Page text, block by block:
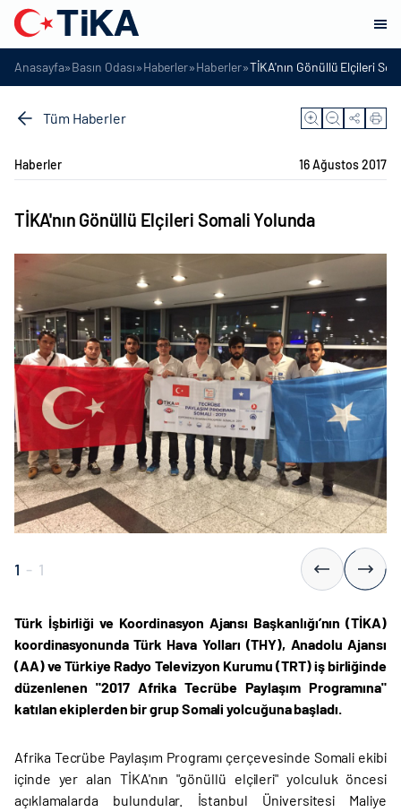
Anasayfa»Basın Odası»Haberler»Haberler»TİKA'nın Gönüllü Elçileri
Tüm Haberler
Haberler 16 Ağustos 2017
TİKA'nın Gönüllü Elçileri Somali Yolunda
1 - 1
Türk İşbirliği ve Koordinasyon Ajansı Başkanlığı’nın (TİKA)
koordinasyonunda Türk Hava Yolları (THY), Anadolu Ajansı
(AA) ve Türkiye Radyo Televizyon Kurumu (TRT) iş birliğinde
düzenlenen "2017 Afrika Tecrübe Paylaşım Programına"
katılan ekiplerden bir grup Somali yolcuğuna başladı.
Afrika Tecrübe Paylaşım Programı çerçevesinde Somali ekibi
içinde yer alan TİKA'nın "gönüllü elçileri" yolculuk öncesi
açıklamalarda bulundular. İstanbul Üniversitesi Maliye